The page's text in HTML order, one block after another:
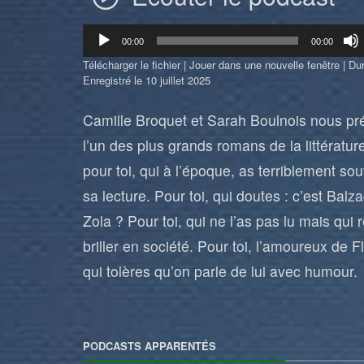
Lecteur
audio
00:00 00:00
Télécharger le fichier| Jouer dans une nouvelle fenêtre |
Enregistré le 10 juillet 2025
Camille Broquet et Sarah Boulnois nous
l’un des plus grands romans de la
pour toi, qui à l’époque, as terriblement
sa lecture. Pour toi, qui doutes : c’est
Zola ? Pour toi, qui ne l’as pas lu mais qui
briller en société. Pour toi, l’amoureux de
qui tolères qu’on parle de lui avec humour.
PODCASTS APPARENTÉS